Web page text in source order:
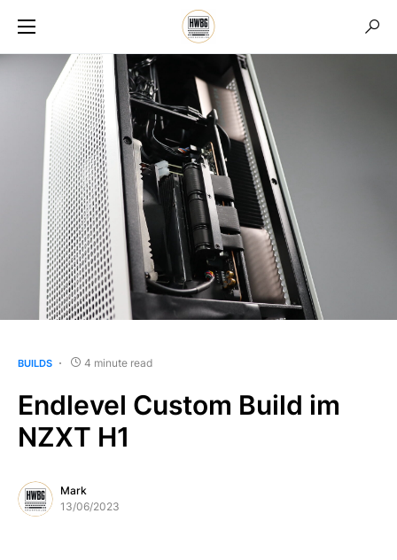
BUILDS 4 minute read
Endlevel Custom Build im
NZXT H1
Mark
13/06/2023